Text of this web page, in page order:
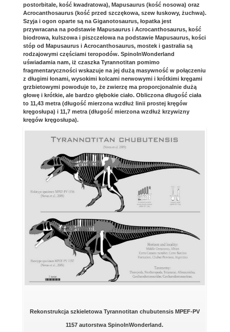
postorbitale, kość kwadratowa), Mapusaurus (kość nosowa) oraz
Acrocanthosaurus (kość przed szczękowa, szew łuskowy, żuchwa).
Szyja i ogon oparte są na Giganotosaurus, łopatka jest
przywracana na podstawie Mapusaurus i Acrocanthosaurus, kość
biodrowa, kulszowa i piszczelowa na podstawie Mapusaurus, kości
stóp od Mapusaurus i Acrocanthosaurus, mostek i gastralia są
rodzajowymi częściami teropodów. SpinoInWonderland
uświadamia nam, iż czaszka Tyrannotitan pomimo
fragmentaryczności wskazuje na jej dużą masywność w połączeniu
z długimi łonami, wysokimi kolcami nerwowymi i krótkimi kręgami
grzbietowymi powoduje to, że zwierzę ma proporcjonalnie dużą
głowę i krótkie, ale bardzo głębokie ciało. Obliczona długość ciała
to 11,43 metra (długość mierzona wzdłuż linii prostej kręgów
kręgosłupa) i 11,7 metra (długość mierzona wzdłuż krzywizny
kręgów kręgosłupa).
Rekonstrukcja szkieletowa Tyrannotitan chubutensis MPEF-PV
1157 autorstwa SpinoInWonderland.